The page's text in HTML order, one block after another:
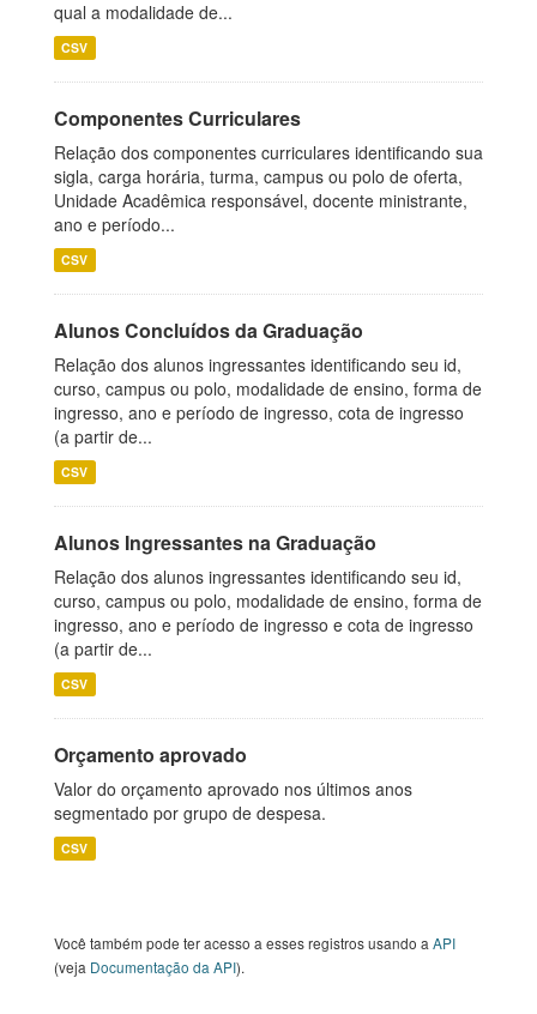
qual a modalidade de...
CSV
Componentes Curriculares
Relação dos componentes curriculares identificando sua
sigla, carga horária, turma, campus ou polo de oferta,
Unidade Acadêmica responsável, docente ministrante,
ano e período...
CSV
Alunos Concluídos da Graduação
Relação dos alunos ingressantes identificando seu id,
curso, campus ou polo, modalidade de ensino, forma de
ingresso, ano e período de ingresso, cota de ingresso
(a partir de...
CSV
Alunos Ingressantes na Graduação
Relação dos alunos ingressantes identificando seu id,
curso, campus ou polo, modalidade de ensino, forma de
ingresso, ano e período de ingresso e cota de ingresso
(a partir de...
CSV
Orçamento aprovado
Valor do orçamento aprovado nos últimos anos
segmentado por grupo de despesa.
CSV
Você também pode ter acesso a esses registros usando a API
(veja Documentação da API).